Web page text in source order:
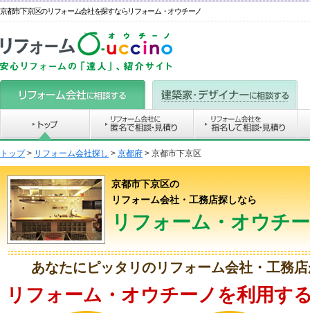
京都市下京区のリフォーム会社を探すならリフォーム・オウチーノ
トップ> リフォーム会社探し > 京都府 > 京都市下京区
京都市下京区の
リフォーム会社・工務店探しなら
リフォーム・オウチ
あなたにピッタリのリフォーム会社・工務
リフォーム・オウチーノを利用す